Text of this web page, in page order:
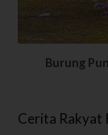
Burung
Cerita Rakyat